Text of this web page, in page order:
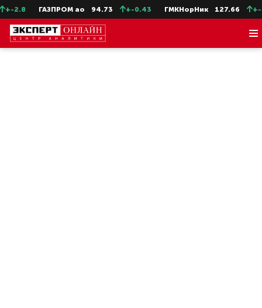
ГАЗПРОМ ао 94.73 +-0.43 ГМКНорНик 127.66 +-0.74